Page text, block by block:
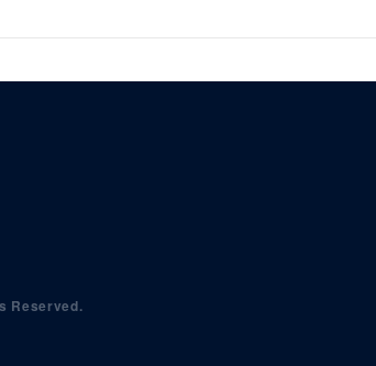
Reserved.